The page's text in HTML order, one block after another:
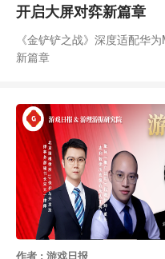
开启大屏对弈新篇章
《金铲铲之战》深度适配华
新篇章
作者 : 游戏日报